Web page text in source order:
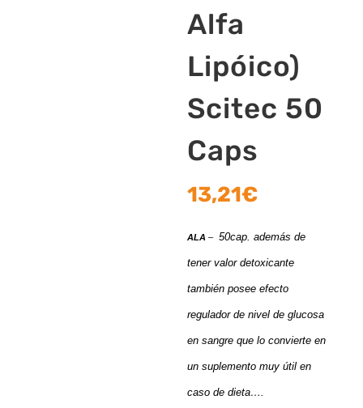
Alfa
Lipóico)
Scitec 50
Caps
13,21€
ALA– 50cap. además de
tener valor detoxicante
también posee efecto
regulador de nivel de glucosa
en sangre que lo convierte en
un suplemento muy útil en
caso de dieta….